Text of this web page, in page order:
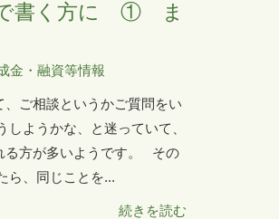
で書く方に ① ま
金・融資等情報
ご相談というかご質問をい
ようかな、と迷っていて、
る方が多いようです。 その
ら、同じことを...
続きを読む